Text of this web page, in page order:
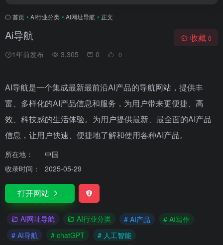
首页 • AI行业分类 • AI网址导航 • 正文
Ai导航
1年前发布 3,305 0 0
收藏 0
AI导航是一个集成最新最前沿AI产品的导航网站，提供丰
富、多样化的AI产品信息和服务，为用户带来更便捷、高
效、科技感的生活体验。为用户提供最新、最全面的AI产品
信息，让用户快速、便捷地了解和使用各种AI产品。
所在地：
中国
收录时间：
2025-05-29
打开网站
AI网址导航 AI行业分类 # AI产品
# AI写作
# AI导航
# chatGPT # 人工智能